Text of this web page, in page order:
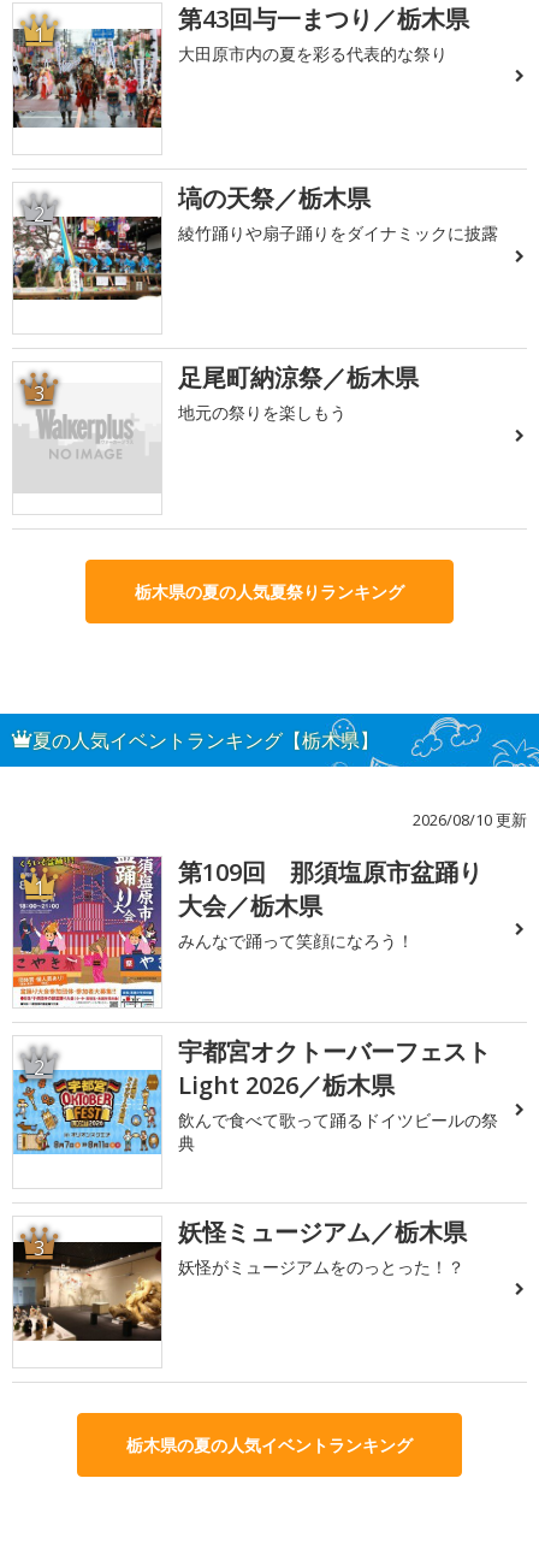
1 第43回与一まつり／栃木県
大田原市内の夏を彩る代表的な祭り
2 塙の天祭／栃木県
綾竹踊りや扇子踊りをダイナミックに披露
3 足尾町納涼祭／栃木県
地元の祭りを楽しもう
栃木県の夏の人気夏祭りランキング
夏の人気イベントランキング【栃木県】
2026/08/10 更新
1
第109回 那須塩原市盆踊り
大会／栃木県
みんなで踊って笑顔になろう！
2
宇都宮オクトーバーフェスト
Light 2026／栃木県
飲んで食べて歌って踊るドイツビールの祭
典
3 妖怪ミュージアム／栃木県
妖怪がミュージアムをのっとった！？
栃木県の夏の人気イベントランキング